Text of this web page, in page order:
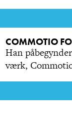
COMMOTIO
Han
værk,